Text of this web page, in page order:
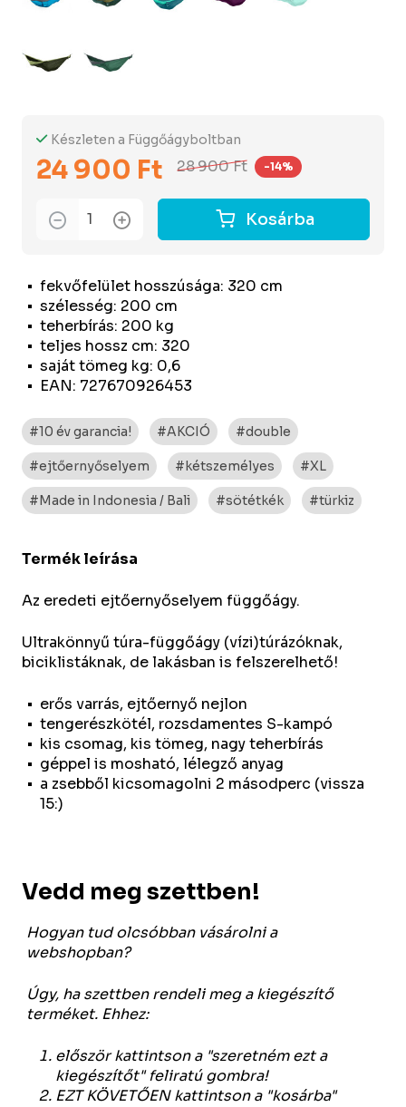
fekvőfelület hosszúsága: 320 cm
szélesség: 200 cm
teherbírás: 200 kg
teljes hossz cm: 320
saját tömeg kg: 0,6
EAN: 727670926453
Készleten a Függőágyboltban
24 900 Ft 28 900 Ft -14%
Kosárba
#10 év garancia! #AKCIÓ #double
#ejtőernyőselyem #kétszemélyes #XL
#Made in Indonesia / Bali #sötétkék #türkiz
Termék leírása
Az eredeti ejtőernyőselyem függőágy.
Ultrakönnyű túra-függőágy (vízi)túrázóknak,
biciklistáknak, de lakásban is felszerelhető!
erős varrás, ejtőernyő nejlon
tengerészkötél, rozsdamentes S-kampó
kis csomag, kis tömeg, nagy teherbírás
géppel is mosható, lélegző anyag
a zsebből kicsomagolni 2 másodperc (vissza
15:)
Vedd meg szettben!
Hogyan tud olcsóbban vásárolni a
webshopban?
Úgy, ha szettben rendeli meg a kiegészítő
terméket. Ehhez:
először kattintson a "szeretném ezt a
kiegészítőt" feliratú gombra!
EZT KÖVETŐEN kattintson a "kosárba"